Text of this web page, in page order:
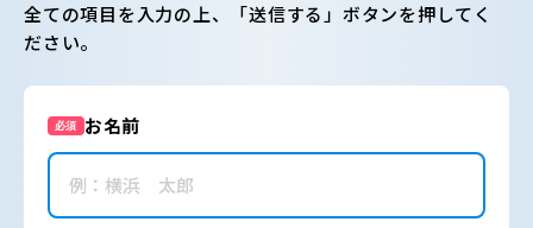
全ての項目を入力の上、「送信する」ボタンを押してく
ださい。
必須 お名前